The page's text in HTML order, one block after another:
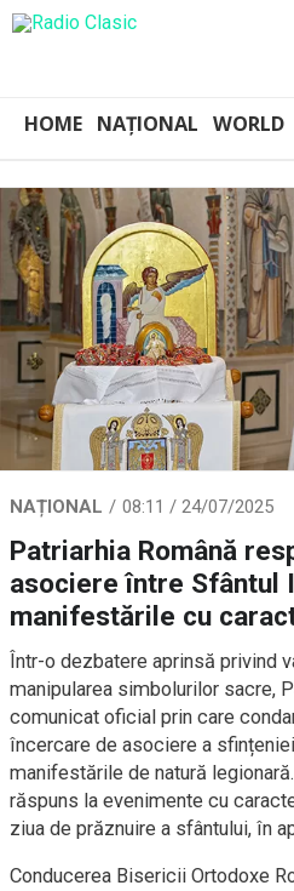
HOME NAȚIONAL WORLD
NAȚIONAL 08:11 / 24/07/2025
Patriarhia Română
asociere între Sfântul
manifestările cu
Într-o dezbatere aprinsă privind
manipularea simbolurilor sacre,
comunicat oficial prin care
încercare de asociere a
manifestările de natură
răspuns la evenimente cu
ziua de prăznuire a sfântului, în
Conducerea Bisericii Ortodoxe